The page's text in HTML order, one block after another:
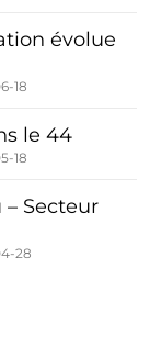
évolue
18
le 44
18
Secteur
28